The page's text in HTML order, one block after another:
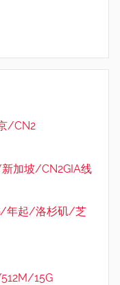
/CN2
加坡/CN2GIA线
年起/洛杉矶/芝
15G